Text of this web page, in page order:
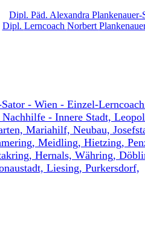
Dipl. Päd. Alexandra Plankenauer-
Dipl. Lerncoach Norbert